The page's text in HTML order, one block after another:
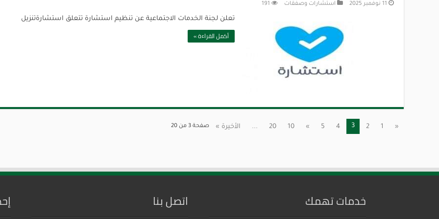
11 نوفمبر 2025 استشارات وصفقات 191
تعلن لجنة الخدمات الاجتماعية عن تنظيم استشارة تتعلق استشارةتنزيل
أكمل القراءة »
صفحة 3 من 20 «
1
2
3
4
5
»
10
20
... الأخيرة »
خدمات تهمك اتصل بنا